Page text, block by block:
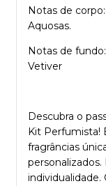
Notas de
Aquosas.
Notas de
Vetiver
Descubra o
Kit Perfumista!
fragrâncias
individualidade.